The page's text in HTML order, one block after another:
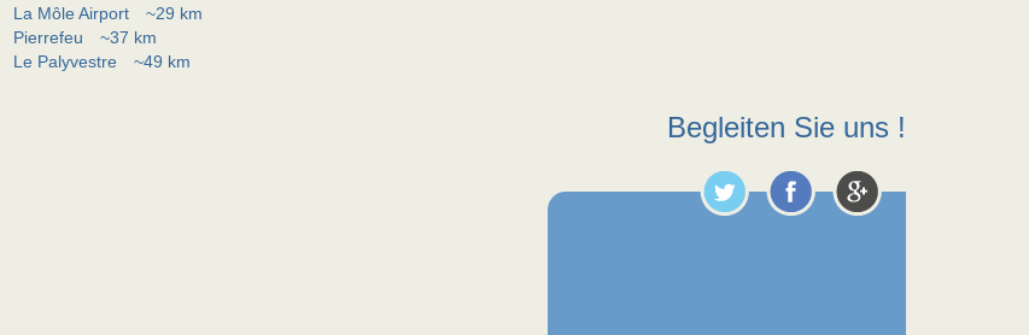
La Môle Airport
~29 km
Pierrefeu
~37 km
Le Palyvestre
~49 km
Begleiten Sie uns !